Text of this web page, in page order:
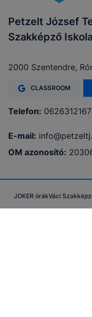
Petzelt József
Szakképző
2000 Szentendre,
CLASSROOM
Telefon: 0626312167
E-mail:
OM azonosító:
JOKER órákVáci